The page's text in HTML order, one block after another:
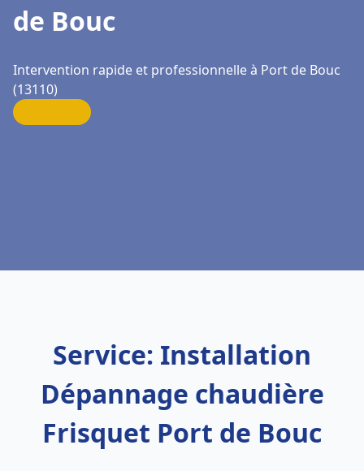
de Bouc
Intervention rapide et professionnelle à Port de Bouc
(13110)
Service: Installation
Dépannage chaudière
Frisquet Port de Bouc